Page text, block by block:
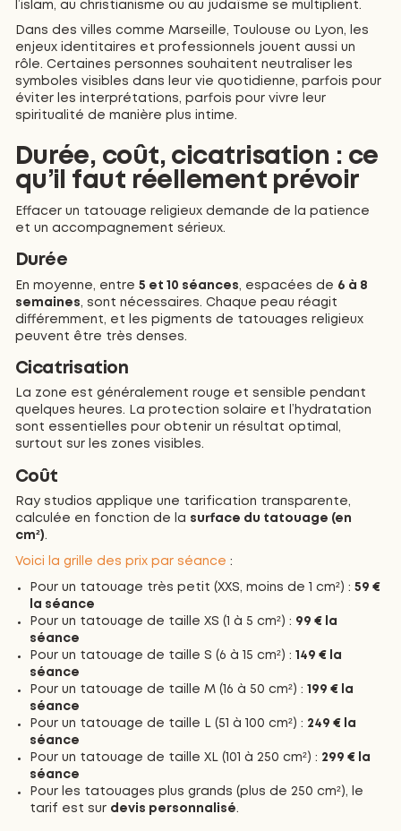
l’islam, au christianisme ou au judaïsme se multiplient.
Dans des villes comme Marseille, Toulouse ou Lyon, les
enjeux identitaires et professionnels jouent aussi un
rôle. Certaines personnes souhaitent neutraliser les
symboles visibles dans leur vie quotidienne, parfois pour
éviter les interprétations, parfois pour vivre leur
spiritualité de manière plus intime.
Durée, coût, cicatrisation : ce
qu’il faut réellement prévoir
Effacer un tatouage religieux demande de la patience
et un accompagnement sérieux.
Durée
En moyenne, entre 5 et 10 séances, espacées de 6 à 8
semaines, sont nécessaires. Chaque peau réagit
différemment, et les pigments de tatouages religieux
peuvent être très denses.
Cicatrisation
La zone est généralement rouge et sensible pendant
quelques heures. La protection solaire et l’hydratation
sont essentielles pour obtenir un résultat optimal,
surtout sur les zones visibles.
Coût
Ray studios applique une tarification transparente,
calculée en fonction de la surface du tatouage (en
cm²).
Voici la grille des prix par séance :
Pour un tatouage très petit (XXS, moins de 1 cm²) :59 €
la séance
Pour un tatouage de taille XS (1 à 5 cm²) : 99 € la
séance
Pour un tatouage de taille S (6 à 15 cm²) :149 € la
séance
Pour un tatouage de taille M (16 à 50 cm²) :199 € la
séance
Pour un tatouage de taille L (51 à 100 cm²) : 249 € la
séance
Pour un tatouage de taille XL (101 à 250 cm²) : 299 € la
séance
Pour les tatouages plus grands (plus de 250 cm²), le
tarif est sur devis personnalisé.